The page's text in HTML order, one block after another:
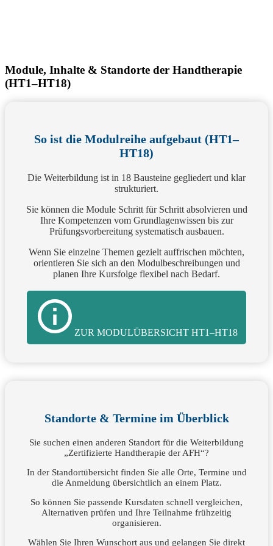
Module, Inhalte & Standorte der Handtherapie
(HT1–HT18)
So ist die Modulreihe aufgebaut (HT1–
HT18)
Die Weiterbildung ist in 18 Bausteine gegliedert und klar
strukturiert.
Sie können die Module Schritt für Schritt absolvieren und
Ihre Kompetenzen vom Grundlagenwissen bis zur
Prüfungsvorbereitung systematisch ausbauen.
Wenn Sie einzelne Themen gezielt auffrischen möchten,
orientieren Sie sich an den Modulbeschreibungen und
planen Ihre Kursfolge flexibel nach Bedarf.
ZUR MODULÜBERSICHT HT1–HT18
Standorte & Termine im Überblick
Sie suchen einen anderen Standort für die Weiterbildung
„Zertifizierte Handtherapie der AFH“?
In der Standortübersicht finden Sie alle Orte, Termine und
die Anmeldung übersichtlich an einem Platz.
So können Sie passende Kursdaten schnell vergleichen,
Alternativen prüfen und Ihre Teilnahme frühzeitig
organisieren.
Wählen Sie Ihren Wunschort aus und gelangen Sie direkt